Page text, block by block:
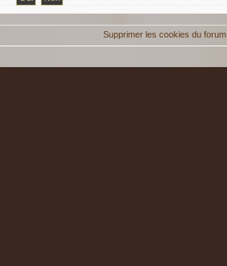
Supprimer les cookies du forum